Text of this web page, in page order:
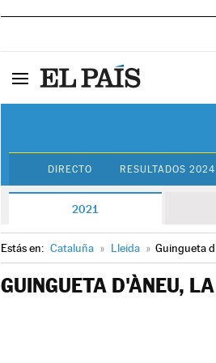
DIRECTO RESULTADOS 2024
2021
Estás en: Cataluña » Lleida » Guingueta
GUINGUETA D'ÀNEU, LA